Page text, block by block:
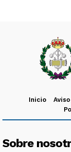
Inicio
Sobre